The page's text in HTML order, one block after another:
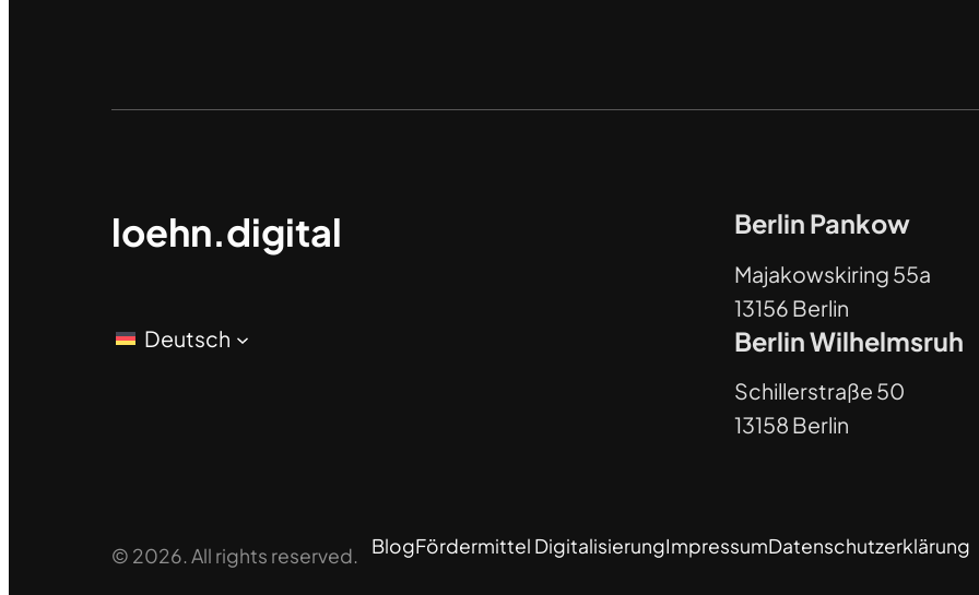
loehn.digital
Deutsch
Berlin Pankow
Majakowskiring 55a
13156 Berlin
Berlin Wilhelmsruh
Schillerstraße 50
13158 Berlin
© 2026. All rights reserved. BlogFördermittel DigitalisierungImpressumDatenschutzerklärung